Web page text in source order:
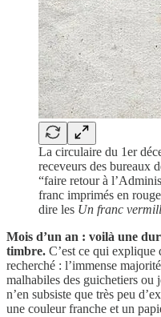
La circulaire du 1er
receveurs des bureaux
“faire retour à
franc imprimés en
dire les Un franc
Mois d’un an : voilà une
timbre. C’est ce qui explique
recherché : l’immense
malhabiles des guichetiers ou
n’en subsiste que très peu
une couleur franche et un